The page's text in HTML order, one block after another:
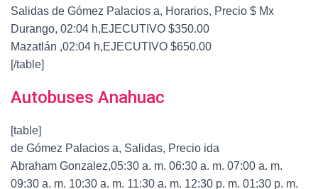
Salidas de Gómez Palacios a, Horarios, Precio $ Mx
Durango, 02:04 h,EJECUTIVO $350.00
Mazatlán ,02:04 h,EJECUTIVO $650.00
[/table]
Autobuses Anahuac
[table]
de Gómez Palacios a, Salidas, Precio ida
Abraham Gonzalez,05:30 a. m. 06:30 a. m. 07:00 a. m.
09:30 a. m. 10:30 a. m. 11:30 a. m. 12:30 p. m. 01:30 p. m.